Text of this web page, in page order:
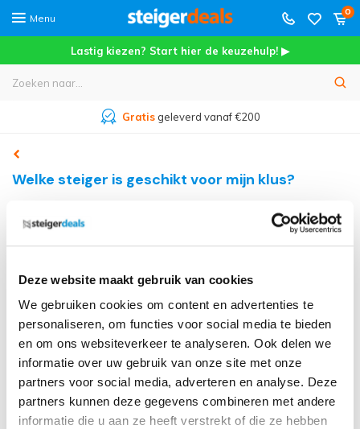
Deze website maakt gebruik van cookies
We gebruiken cookies om content en advertenties te
personaliseren, om functies voor social media te bieden
en om ons websiteverkeer te analyseren. Ook delen we
informatie over uw gebruik van onze site met onze
partners voor social media, adverteren en analyse. Deze
partners kunnen deze gegevens combineren met andere
informatie die u aan ze heeft verstrekt of die ze hebben
Menu
0
Lastig kiezen? Start hier de keuzehulp! ▶
Gratisgeleverd vanaf €200
Welke steiger is geschikt voor mijn klus?
Niet zeker welk product je nodig hebt? Gebruik onze interactieve
keuzehulp op de homepage. Die stelt je een aantal gerichte vragen
naar het meest passende product.
Start de keuzehulp op steigerdeals.nl
Kom je er toch niet uit? Onze specialisten helpen je graag
persoonlijk verder via085-0656192(gratis, ma–vr 08:00–17:00) of